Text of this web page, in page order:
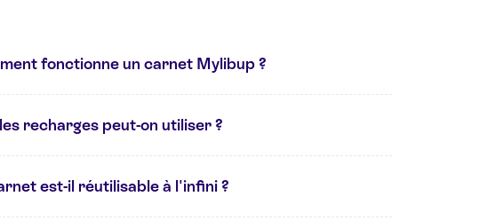
fonctionne un carnet Mylibup ?
recharges peut-on utiliser ?
est-il réutilisable à l'infini ?